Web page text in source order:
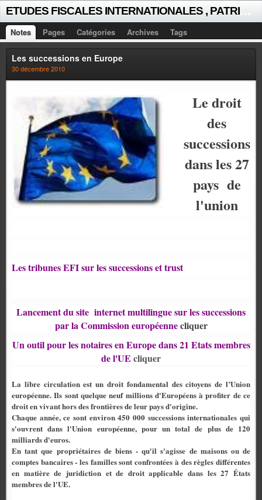
Notes Pages Catégories Archives Tags
Les successions en Europe
30 décembre 2010
Le droit
des
successions
dans les 27
pays de
l'union
Les tribunes EFI sur les successions et trust
Lancement du site internet multilingue sur les successions
par la Commission européennecliquer
Un outil pour les notaires en Europe dans 21 Etats membres
de l'UE cliquer
La libre circulation est un droit fondamental des citoyens de l’Union
européenne. Ils sont quelque neuf millions d'Européens à profiter de ce
droit en vivant hors des frontières de leur pays d'origine.
Chaque année, ce sont environ 450 000 successions internationales qui
s'ouvrent dans l'Union européenne, pour un total de plus de 120
milliards d'euros.
En tant que propriétaires de biens - qu'il s'agisse de maisons ou de
comptes bancaires - les familles sont confrontées à des règles différentes
en matière de juridiction et de droit applicable dans les 27 États
membres de l'UE.